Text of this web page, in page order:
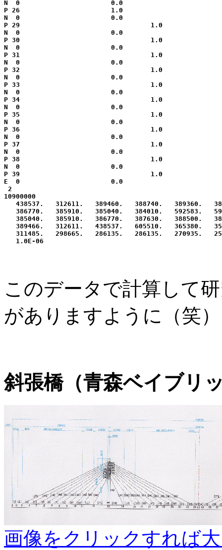
N  0                       0.0
P 26                       1.0
N  0                       0.0
P 29                                 1.0
N  0                       0.0
P 30                                 1.0
N  0                       0.0
P 31                                 1.0
N  0                       0.0
P 32                                 1.0
N  0                       0.0
P 33                                 1.0
N  0                       0.0
P 34                                 1.0
N  0                       0.0
P 35                                 1.0
N  0                       0.0
P 36                                 1.0
N  0                       0.0
P 37                                 1.0
N  0                       0.0
P 38                                 1.0
N  0                       0.0
P 39                                 1.0
E  0                       0.0
2
10900000
438537.   312611.   389460.   388740.   389360.
386770.   385910.   385040.   384010.   592583.
385040.   385910.   386770.   387630.   388500.
389466.   312611.   438537.   605510.   365380.
311485.   298665.   286135.   286135.   270935.
このデータで計算して
がありますように（笑
斜張橋（青森ベイブリ
画像をクリックすれば